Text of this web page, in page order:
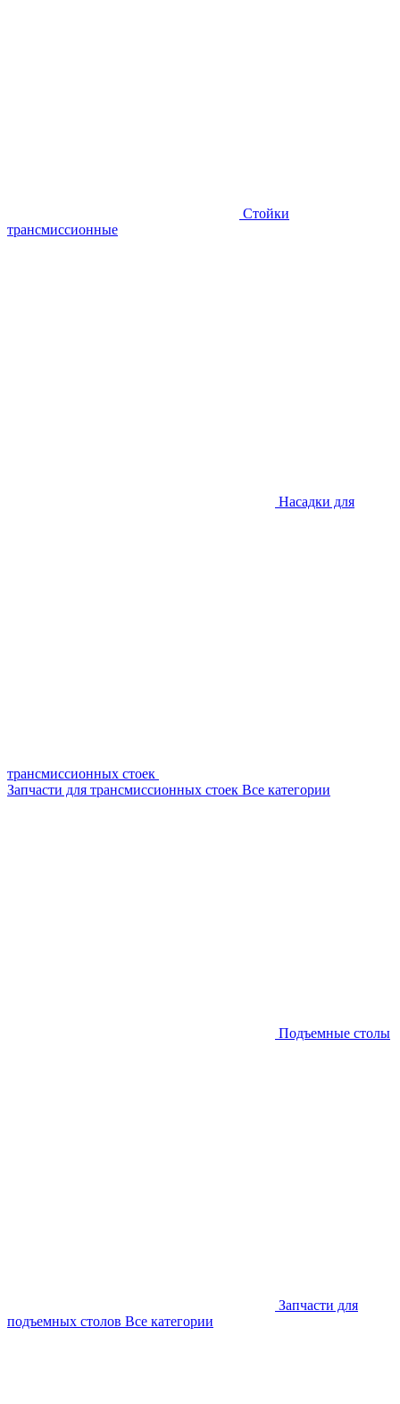
Стойки
трансмиссионные
Насадки для
трансмиссионных стоек
Запчасти для трансмиссионных стоек Все категории
Подъемные столы
Запчасти для
подъемных столов Все категории